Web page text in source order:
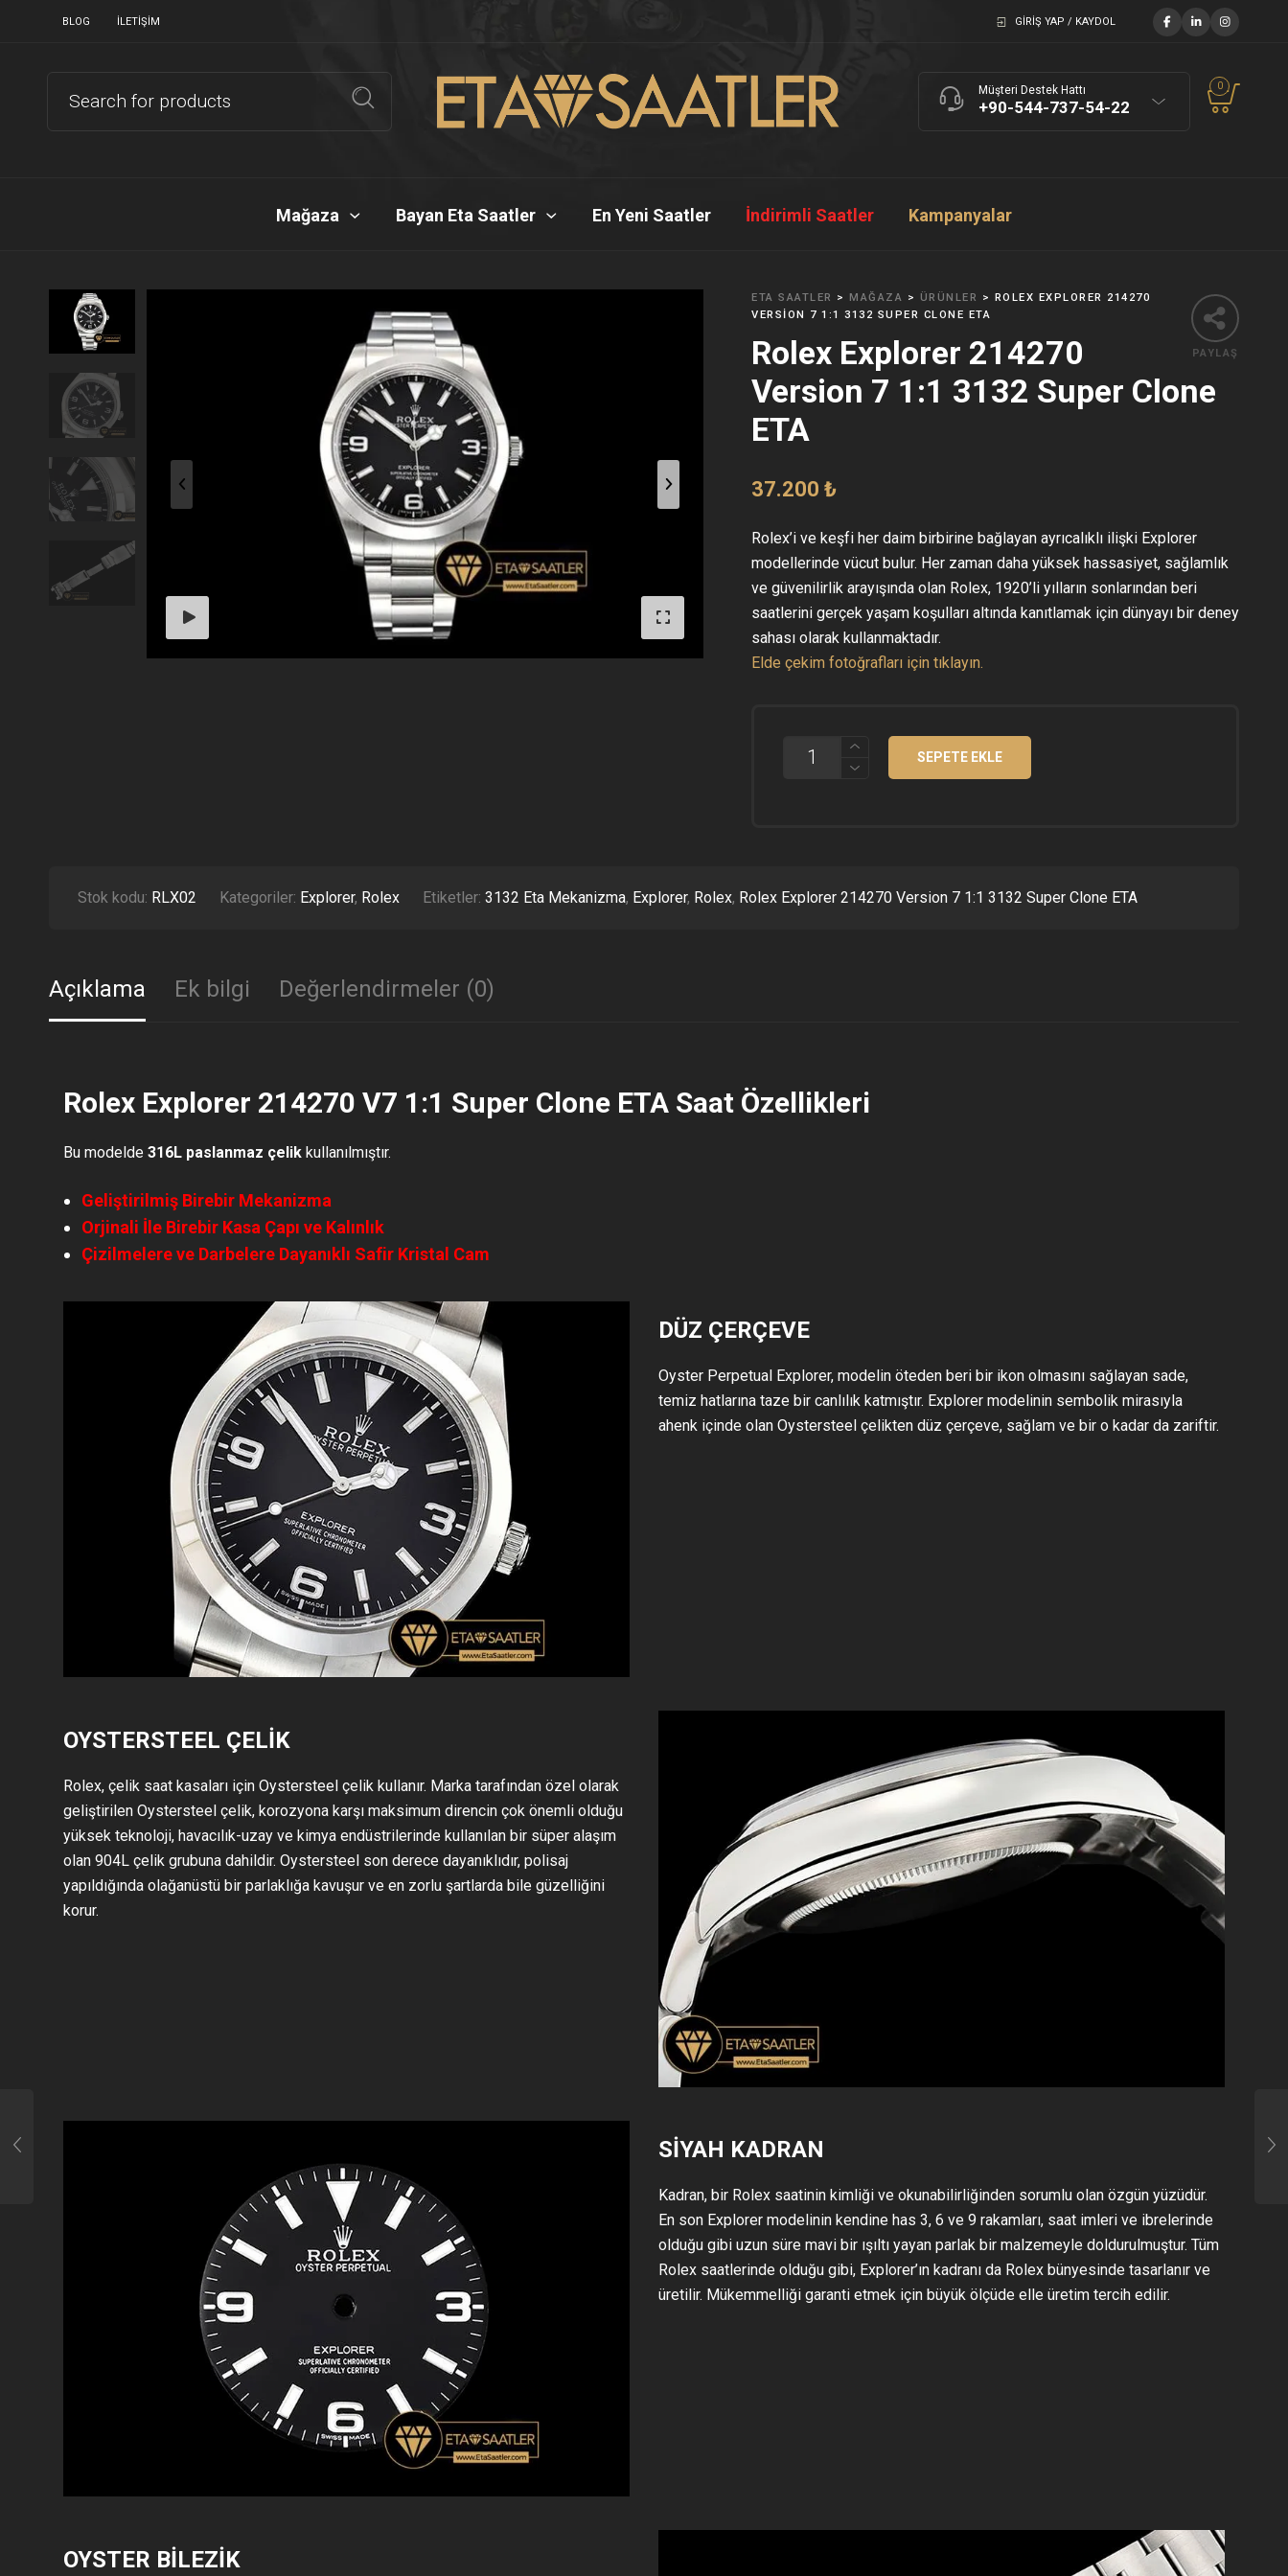
BLOG İLETIŞIM GIRIŞ YAP / KAYDOL
Müşteri Destek Hattı
+90-544-737-54-22
0
Mağaza Bayan Eta Saatler En Yeni Saatler İndirimli Saatler Kampanyalar
PAYLAŞ
ETA SAATLER > MAĞAZA > ÜRÜNLER > ROLEX EXPLORER 214270
VERSION 7 1:1 3132 SUPER CLONE ETA
Rolex Explorer 214270
Version 7 1:1 3132 Super Clone
ETA
37.200₺
Rolex’i ve keşfi her daim birbirine bağlayan ayrıcalıklı ilişki Explorer
modellerinde vücut bulur. Her zaman daha yüksek hassasiyet, sağlamlık
ve güvenilirlik arayışında olan Rolex, 1920’li yılların sonlarından beri
saatlerini gerçek yaşam koşulları altında kanıtlamak için dünyayı bir deney
sahası olarak kullanmaktadır.
Elde çekim fotoğrafları için tıklayın.
EXPLORER
ETA
SEPETE EKLE
Stok kodu: RLX02 Kategoriler: Explorer, Rolex Etiketler: 3132 Eta Mekanizma, Explorer, Rolex, Rolex Explorer 214270 Version 7 1:1 3132 Super Clone ETA
Açıklama Ek bilgi Değerlendirmeler (0)
Rolex Explorer 214270 V7 1:1 Super Clone ETA Saat Özellikleri
Bu modelde 316L paslanmaz çelikkullanılmıştır.
Geliştirilmiş Birebir Mekanizma
Orjinali İle Birebir Kasa Çapı ve Kalınlık
Çizilmelere ve Darbelere Dayanıklı Safir Kristal Cam
DÜZ ÇERÇEVE
Oyster Perpetual Explorer, modelin öteden beri bir ikon olmasını sağlayan sade,
temiz hatlarına taze bir canlılık katmıştır. Explorer modelinin sembolik mirasıyla
ahenk içinde olan Oystersteel çelikten düz çerçeve, sağlam ve bir o kadar da zariftir.
OYSTERSTEEL ÇELİK
Rolex, çelik saat kasaları için Oystersteel çelik kullanır. Marka tarafından özel olarak
geliştirilen Oystersteel çelik, korozyona karşı maksimum direncin çok önemli olduğu
yüksek teknoloji, havacılık-uzay ve kimya endüstrilerinde kullanılan bir süper alaşım
olan 904L çelik grubuna dahildir. Oystersteel son derece dayanıklıdır, polisaj
yapıldığında olağanüstü bir parlaklığa kavuşur ve en zorlu şartlarda bile güzelliğini
korur.
SİYAH KADRAN
Kadran, bir Rolex saatinin kimliği ve okunabilirliğinden sorumlu olan özgün yüzüdür.
En son Explorer modelinin kendine has 3, 6 ve 9 rakamları, saat imleri ve ibrelerinde
olduğu gibi uzun süre mavi bir ışıltı yayan parlak bir malzemeyle doldurulmuştur. Tüm
Rolex saatlerinde olduğu gibi, Explorer’ın kadranı da Rolex bünyesinde tasarlanır ve
üretilir. Mükemmelliği garanti etmek için büyük ölçüde elle üretim tercih edilir.
OYSTER BİLEZİK